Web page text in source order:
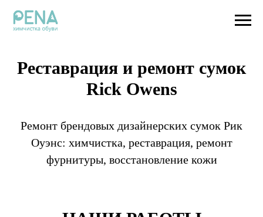
Реставрация и ремонт сумок
Rick Owens
Ремонт брендовых дизайнерских сумок Рик
Оуэнс: химчистка, реставрация, ремонт
фурнитуры, восстановление кожи